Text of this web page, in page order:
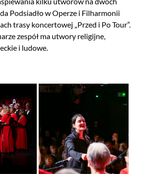
Podsiadło w Operze i Filharmonii
trasy koncertowej „Przed i Po Tour”.
zespół ma utwory religijne,
i ludowe.